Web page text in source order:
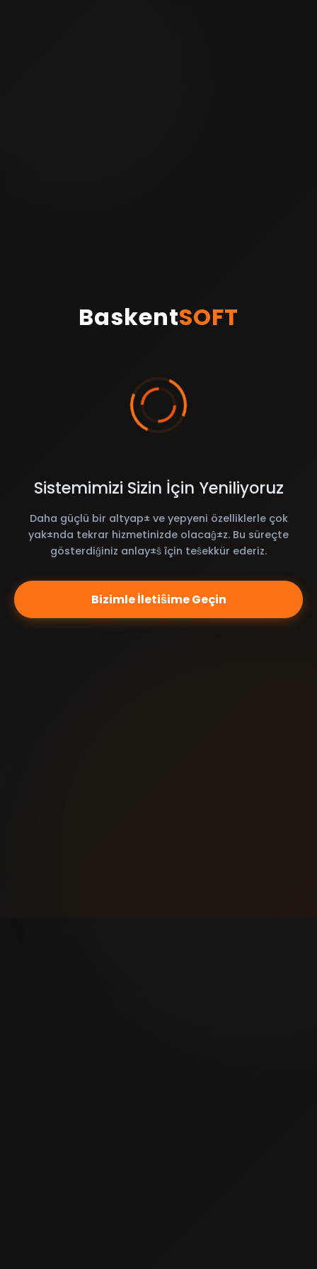
BaskentSOFT
Sistemimizi Sizin İçin Yeniliyoruz
Daha güçlü bir altyap± ve yepyeni özelliklerle çok
yak±nda tekrar hizmetinizde olacaĝ±z. Bu süreçte
gösterdiĝiniz anlay±ŝ îçin teŝekkür ederiz.
Bizimle İletiŝime Geçin